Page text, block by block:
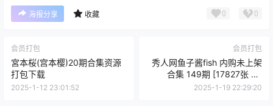
海报分享 收藏 0 0
会员打包
宮本桜(宫本樱)20期合集资源
打包下载
2025-1-12 23:01:52
会员打包
秀人网鱼子酱fish 内购未上架
合集 149期 [17827张 4V
206.6G]
2025-1-19 22:29:20